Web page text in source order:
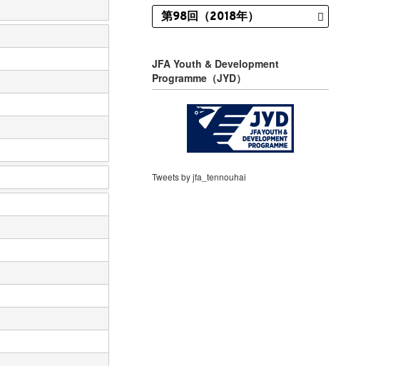
JFA Youth & Development
Programme（JYD）
Tweets by jfa_tennouhai